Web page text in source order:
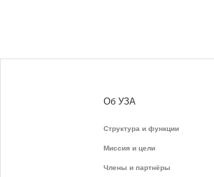
Об УЗА
Структура и функции
Миссия и цели
Члены и партнёры